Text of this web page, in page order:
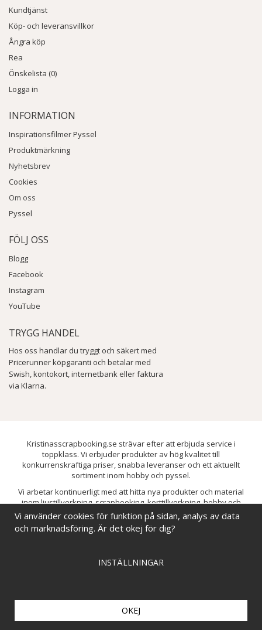
Kundtjänst
Köp- och leveransvillkor
Ångra köp
Rea
Önskelista (0)
Logga in
INFORMATION
Inspirationsfilmer Pyssel
Produktmärkning
Nyhetsbrev
Cookies
Om oss
Pyssel
FÖLJ OSS
Blogg
Facebook
Instagram
YouTube
TRYGG HANDEL
Hos oss handlar du tryggt och säkert med
Pricerunner köpgaranti och betalar med
Swish, kontokort, internetbank eller faktura
via Klarna.
Kristinasscrapbooking.se strävar efter att erbjuda service i
toppklass. Vi erbjuder produkter av hög kvalitet till
konkurrenskraftiga priser, snabba leveranser och ett aktuellt
sortiment inom hobby och pyssel.
Vi arbetar kontinuerligt med att hitta nya produkter och material
inom ljustillverkning, scrapbooking, korttillverkning, hobby och
pyssel. Målet är att bredda sortimentet och löpande förbättra och
utveckla vårt utbud, så att du alltid kan hitta det du behöver hos oss.
Vi använder cookies för funktion på sidan, analys av data
och marknadsföring. Är det okej för dig?
INSTÄLLNINGAR
OKEJ